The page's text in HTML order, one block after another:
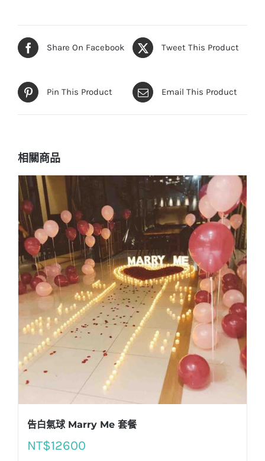
Share On Facebook Tweet This Product
Pin This Product Email This Product
相關商品
告白氣球 Marry Me 套餐
NT$12600